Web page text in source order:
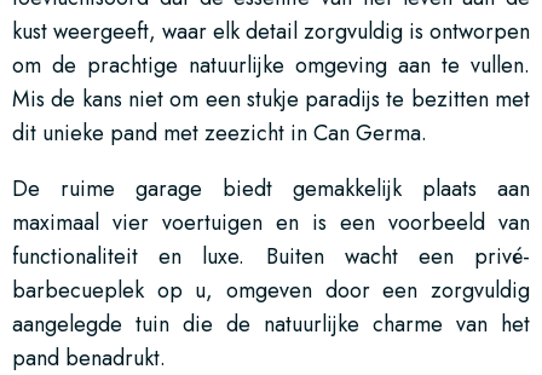
kust weergeeft, waar elk detail zorgvuldig is ontworpen
om de prachtige natuurlijke omgeving aan te vullen.
Mis de kans niet om een stukje paradijs te bezitten met
dit unieke pand met zeezicht in Can Germa.
De ruime garage biedt gemakkelijk plaats aan
maximaal vier voertuigen en is een voorbeeld van
functionaliteit en luxe. Buiten wacht een privé-
barbecueplek op u, omgeven door een zorgvuldig
aangelegde tuin die de natuurlijke charme van het
pand benadrukt.